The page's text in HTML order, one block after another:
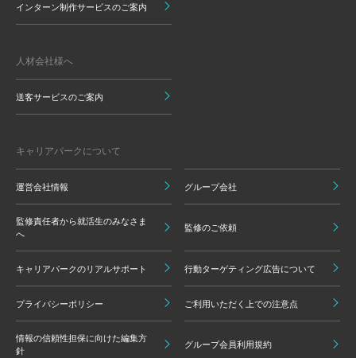
インターン制作サービスのご案内
人材会社様へ
送客サービスのご案内
キャリアパークについて
運営会社情報 グループ会社
監修責任者から就活生のみなさま
へ
監修のご依頼
キャリアパークのリアルサポート 行動ターゲティング広告について
プライバシーポリシー ご利用いただく上での注意点
情報の信頼性担保に向けた編集方
針
グループ会員利用規約